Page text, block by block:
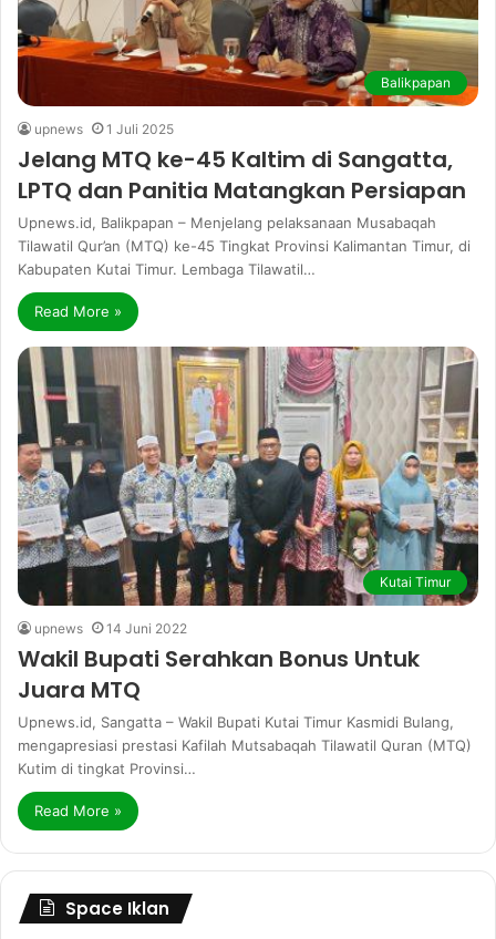
Balikpapan
upnews 1 Juli 2025
Jelang MTQ ke-45 Kaltim di Sangatta,
LPTQ dan Panitia Matangkan Persiapan
Upnews.id, Balikpapan – Menjelang pelaksanaan Musabaqah
Tilawatil Qur’an (MTQ) ke-45 Tingkat Provinsi Kalimantan Timur, di
Kabupaten Kutai Timur. Lembaga Tilawatil…
Read More »
Kutai Timur
upnews 14 Juni 2022
Wakil Bupati Serahkan Bonus Untuk
Juara MTQ
Upnews.id, Sangatta – Wakil Bupati Kutai Timur Kasmidi Bulang,
mengapresiasi prestasi Kafilah Mutsabaqah Tilawatil Quran (MTQ)
Kutim di tingkat Provinsi…
Read More »
Space Iklan